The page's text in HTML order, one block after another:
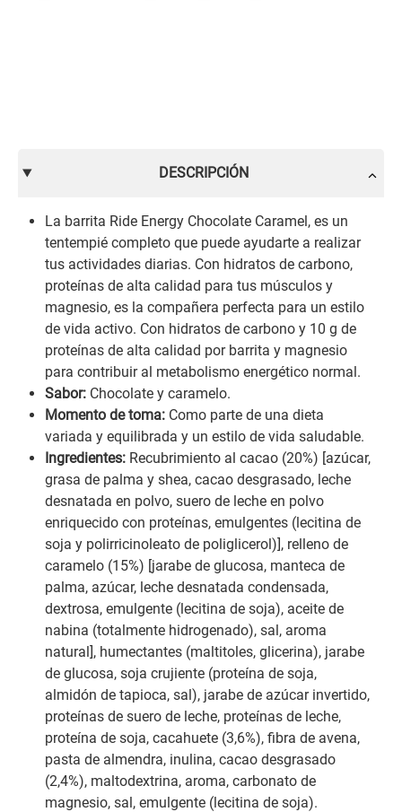
DESCRIPCIÓN
La barrita Ride Energy Chocolate Caramel, es un
tentempié completo que puede ayudarte a realizar
tus actividades diarias. Con hidratos de carbono,
proteínas de alta calidad para tus músculos y
magnesio, es la compañera perfecta para un estilo
de vida activo. Con hidratos de carbono y 10 g de
proteínas de alta calidad por barrita y magnesio
para contribuir al metabolismo energético normal.
Sabor: Chocolate y caramelo.
Momento de toma: Como parte de una dieta
variada y equilibrada y un estilo de vida saludable.
Ingredientes: Recubrimiento al cacao (20%) [azúcar,
grasa de palma y shea, cacao desgrasado, leche
desnatada en polvo, suero de leche en polvo
enriquecido con proteínas, emulgentes (lecitina de
soja y polirricinoleato de poliglicerol)], relleno de
caramelo (15%) [jarabe de glucosa, manteca de
palma, azúcar, leche desnatada condensada,
dextrosa, emulgente (lecitina de soja), aceite de
nabina (totalmente hidrogenado), sal, aroma
natural], humectantes (maltitoles, glicerina), jarabe
de glucosa, soja crujiente (proteína de soja,
almidón de tapioca, sal), jarabe de azúcar invertido,
proteínas de suero de leche, proteínas de leche,
proteína de soja, cacahuete (3,6%), fibra de avena,
pasta de almendra, inulina, cacao desgrasado
(2,4%), maltodextrina, aroma, carbonato de
magnesio, sal, emulgente (lecitina de soja).